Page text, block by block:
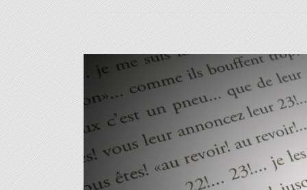
View
Larger
Image